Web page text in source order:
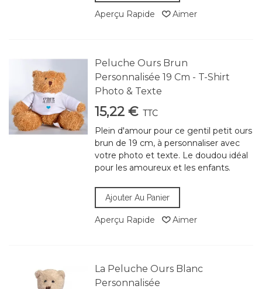
Aperçu Rapide Aimer
Peluche Ours Brun
Personnalisée 19 Cm - T-Shirt
Photo & Texte
15,22 € TTC
Plein d'amour pour ce gentil petit ours
brun de 19 cm, à personnaliser avec
votre photo et texte. Le doudou idéal
pour les amoureux et les enfants.
Ajouter Au Panier
Aperçu Rapide Aimer
La Peluche Ours Blanc
Personnalisée